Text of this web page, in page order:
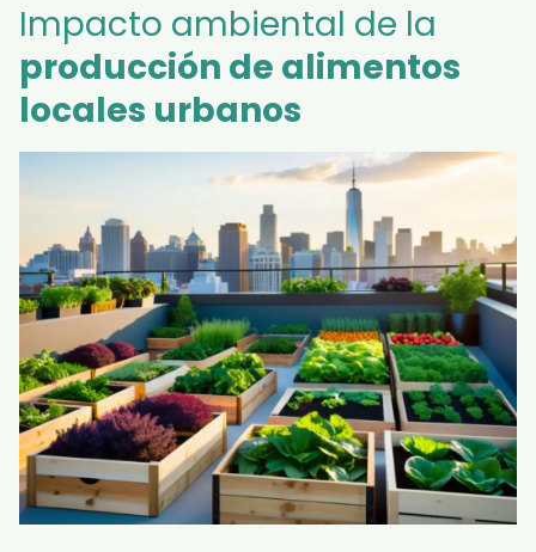
Impacto ambiental de la
producción de alimentos
locales urbanos